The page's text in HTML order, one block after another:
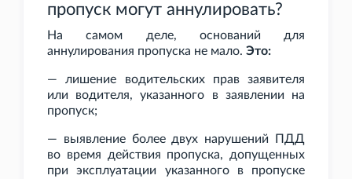
пропуск могут аннулировать?
На самом деле, оснований для
аннулирования пропуска не мало. Это:
— лишение водительских прав заявителя
или водителя, указанного в заявлении на
пропуск;
— выявление более двух нарушений ПДД
во время действия пропуска, допущенных
при эксплуатации указанного в пропуске